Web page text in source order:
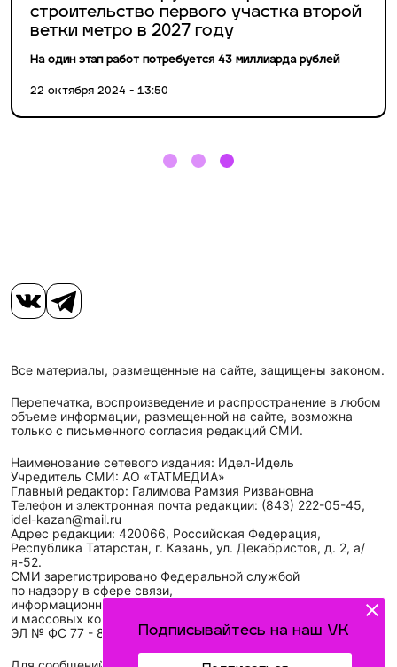
строительство первого участка второй
ветки метро в 2027 году
На один этап работ потребуется 43 миллиарда рублей
22 октября 2024 - 13:50
Подписывайтесь на наш VK
Все материалы, размещенные на сайте, защищены законом.
Перепечатка, воспроизведение и распространение в любом
объеме информации, размещенной на сайте, возможна
только с письменного согласия редакций СМИ.
Наименование сетевого издания: Идел-Идель
Учредитель СМИ: АО «ТАТМЕДИА»
Главный редактор: Галимова Рамзия Ризвановна
Телефон и электронная почта редакции: (843) 222-05-45,
idel-kazan@mail.ru
Адрес редакции: 420066, Российская Федерация,
Республика Татарстан, г. Казань, ул. Декабристов, д. 2, а/
я-52.
СМИ зарегистрировано Федеральной службой
по надзору в сфере связи,
информационных технологий
и массовых коммуникаций (Роскомнадзор)
ЭЛ № ФС 77 - 89431 от 14.05.2025